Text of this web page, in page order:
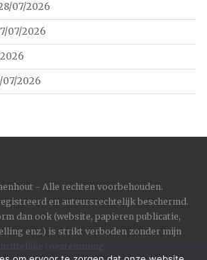
07/2026
07/2026
07/2026
- Alle rechten voorbehouden.
en auteursrechtelijk beschermd.
dan ook (website, papieren publicatie,
enz.) is strikt verboden zonder mijn